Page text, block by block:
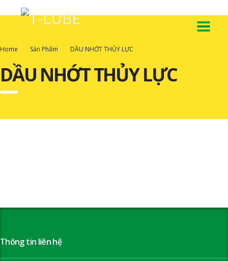
Home Sản Phẩm DẦU NHỚT THỦY LỰC
DẦU NHỚT THỦY LỰC
Thông tin liên hệ